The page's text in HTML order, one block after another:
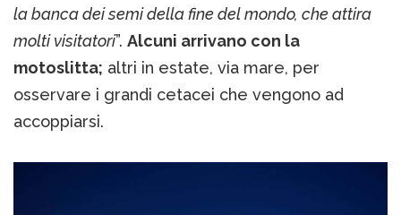
la banca dei semi della fine del mondo, che attira
molti visitatori”. Alcuni arrivano con la
motoslitta; altri in estate, via mare, per
osservare i grandi cetacei che vengono ad
accoppiarsi.